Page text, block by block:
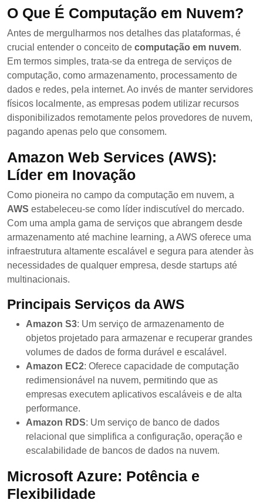
O Que É Computação em Nuvem?
Antes de mergulharmos nos detalhes das plataformas, é
crucial entender o conceito de computação em nuvem.
Em termos simples, trata-se da entrega de serviços de
computação, como armazenamento, processamento de
dados e redes, pela internet. Ao invés de manter servidores
físicos localmente, as empresas podem utilizar recursos
disponibilizados remotamente pelos provedores de nuvem,
pagando apenas pelo que consomem.
Amazon Web Services (AWS):
Líder em Inovação
Como pioneira no campo da computação em nuvem, a
AWS estabeleceu-se como líder indiscutível do mercado.
Com uma ampla gama de serviços que abrangem desde
armazenamento até machine learning, a AWS oferece uma
infraestrutura altamente escalável e segura para atender às
necessidades de qualquer empresa, desde startups até
multinacionais.
Principais Serviços da AWS
Amazon S3: Um serviço de armazenamento de
objetos projetado para armazenar e recuperar grandes
volumes de dados de forma durável e escalável.
Amazon EC2: Oferece capacidade de computação
redimensionável na nuvem, permitindo que as
empresas executem aplicativos escaláveis e de alta
performance.
Amazon RDS: Um serviço de banco de dados
relacional que simplifica a configuração, operação e
escalabilidade de bancos de dados na nuvem.
Microsoft Azure: Potência e
Flexibilidade